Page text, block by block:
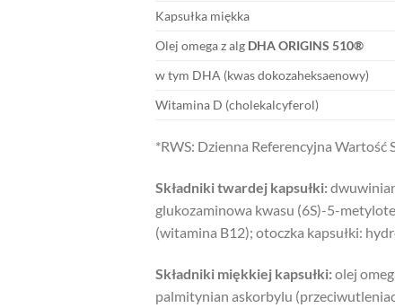
Kapsułka miękka
Olej omega z alg DHA ORIGINS 510®
w tym DHA (kwas dokozaheksaenowy)
Witamina D (cholekalcyferol)
*RWS: Dzienna Referencyjna Wartość
Składniki twardej kapsułki:
glukozaminowa kwasu (6S)-5-
(witamina B12); otoczka kapsułki:
Składniki miękkiej kapsułki:olej
palmitynian askorbylu